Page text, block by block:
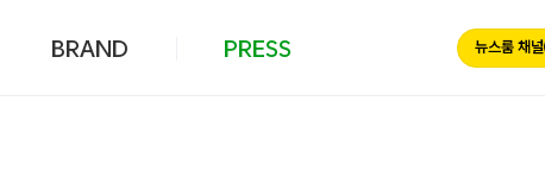
BRAND PRESS 뉴스룸 채널